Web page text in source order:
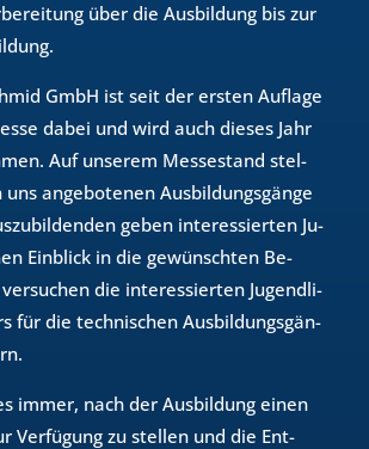
über die Aus­bil­dung bis zur
GmbH ist seit der ers­ten Auf­la­ge
dabei und wird auch die­ses Jahr
Auf un­se­rem Mes­se­stand stel­
an­ge­bo­te­nen Aus­bil­dungs­gän­ge
geben in­ter­es­sier­ten Ju­
Ein­blick in die ge­wünsch­ten Be­
die in­ter­es­sier­ten Ju­gend­li­
für die tech­ni­schen Aus­bil­dungs­gän­
immer, nach der Aus­bil­dung einen
Ver­fü­gung zu stel­len und die Ent­